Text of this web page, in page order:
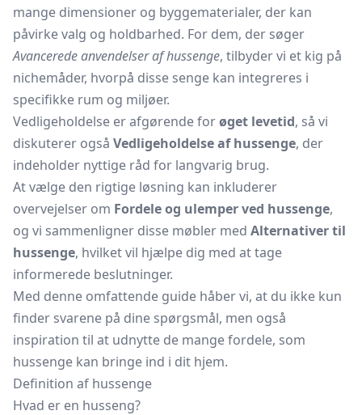
mange dimensioner og byggematerialer, der kan
påvirke valg og holdbarhed. For dem, der søger
Avancerede anvendelser af hussenge, tilbyder vi et kig på
nichemåder, hvorpå disse senge kan integreres i
specifikke rum og miljøer.
Vedligeholdelse er afgørende forøget levetid, så vi
diskuterer også Vedligeholdelse af hussenge, der
indeholder nyttige råd for langvarig brug.
At vælge den rigtige løsning kan inkluderer
overvejelser om Fordele og ulemper ved hussenge,
og vi sammenligner disse møbler med Alternativer til
hussenge, hvilket vil hjælpe dig med at tage
informerede beslutninger.
Med denne omfattende guide håber vi, at du ikke kun
finder svarene på dine spørgsmål, men også
inspiration til at udnytte de mange fordele, som
hussenge kan bringe ind i dit hjem.
Definition af hussenge
Hvad er en husseng?